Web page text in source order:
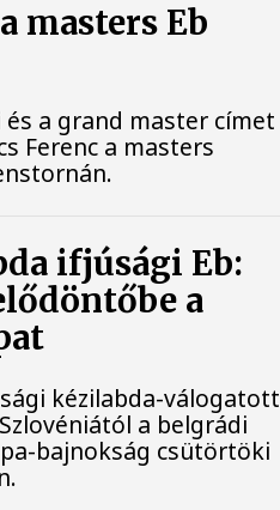
masters Eb
a grand master
Ferenc a masters
ifjúsági Eb:
a
kézilabda-válogatott
a belgrádi
bajnokság csütörtöki